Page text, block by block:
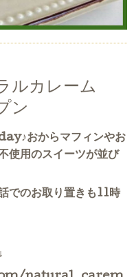
ルカレーム
ン
おからマフィンやお
使用のスイーツが並び
でのお取り置きも11時